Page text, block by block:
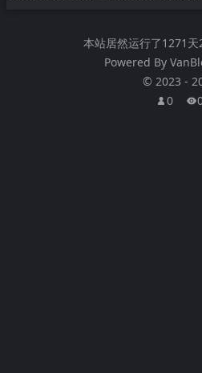
本站居然运行了1271
Powered By
© 2023 -
0